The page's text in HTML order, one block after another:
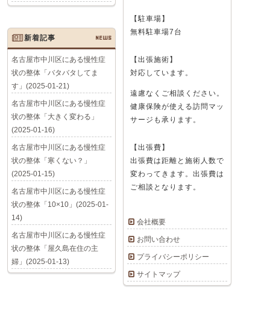
【駐車場】
無料駐車場7台
【出張施術】
対応しています。
遠慮なくご相談ください。
健康保険が使える訪問マッ
サージも承ります。
【出張費】
出張費は距離と施術人数で
変わってきます。出張費は
ご相談となります。
会社概要
お問い合わせ
プライバシーポリシー
サイトマップ
新着記事 NEWS
名古屋市中川区にある慢性症
状の整体「バタバタしてま
す」(2025-01-21)
名古屋市中川区にある慢性症
状の整体「大きく変わる」
(2025-01-16)
名古屋市中川区にある慢性症
状の整体「寒くない？」
(2025-01-15)
名古屋市中川区にある慢性症
状の整体「10×10」(2025-01-
14)
名古屋市中川区にある慢性症
状の整体「屋久島在住の主
婦」(2025-01-13)